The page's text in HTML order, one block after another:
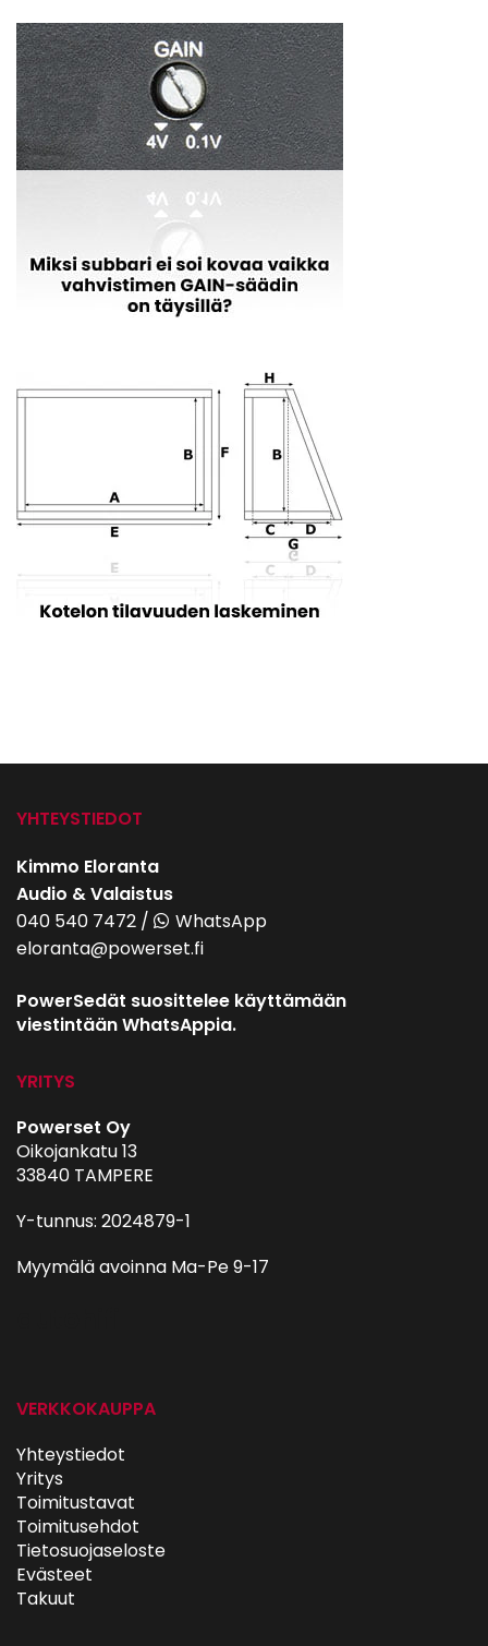
YHTEYSTIEDOT
Kimmo Eloranta
Audio & Valaistus
040 540 7472 /
WhatsApp
eloranta@powerset.fi
PowerSedät suosittelee käyttämään
viestintään WhatsAppia.
YRITYS
Powerset Oy
Oikojankatu 13
33840 TAMPERE
Y-tunnus: 2024879-1
Myymälä avoinna Ma-Pe 9-17
VERKKOKAUPPA
Yhteystiedot
Yritys
Toimitustavat
Toimitusehdot
Tietosuojaseloste
Evästeet
Takuut